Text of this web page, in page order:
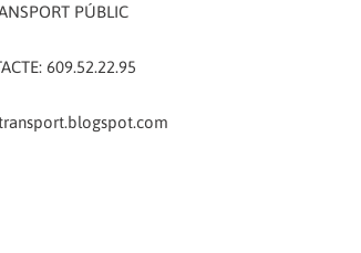
PÚBLIC
609.52.22.95